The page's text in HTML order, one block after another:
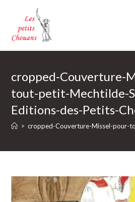
content
cropped-Couverture-
tout-petit-Mechtilde-
Editions-des-Petits-
> cropped-Couverture-Missel-pour-